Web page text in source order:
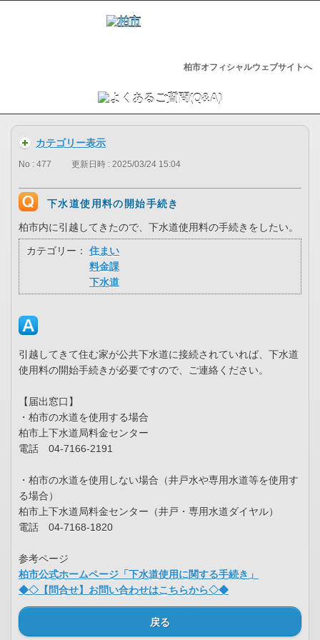
柏市オフィシャルウェブサイトへ
カテゴリー表示
No : 477 更新日時 : 2025/03/24 15:04
下水道使用料の開始手続き
柏市内に引越してきたので、下水道使用料の手続きをしたい。
カテゴリー：
住まい
料金課
下水道
引越してきて住む家が公共下水道に接続されていれば、下水道
使用料の開始手続きが必要ですので、ご連絡ください。
【届出窓口】
・柏市の水道を使用する場合
柏市上下水道局料金センター
電話 04-7166-2191
・柏市の水道を使用しない場合（井戸水や専用水道等を使用す
る場合）
柏市上下水道局料金センター（井戸・専用水道ダイヤル）
電話 04-7168-1820
参考ページ
柏市公式ホームページ「下水道使用に関する手続き」
◆◇【問合せ】お問い合わせはこちらから◇◆
戻る